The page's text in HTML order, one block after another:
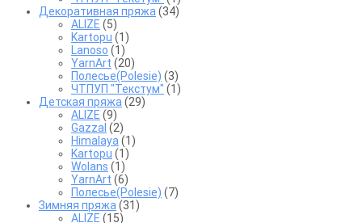
Декоративная пряжа (34)
ALIZE (5)
Kartopu (1)
Lanoso (1)
YarnArt (20)
Полесье(Polesie) (3)
ЧТПУП "Текстум" (1)
Детская пряжа (29)
ALIZE (9)
Gazzal (2)
Himalaya (1)
Kartopu (1)
Wolans (1)
YarnArt (6)
Полесье(Polesie) (7)
Зимняя пряжа (31)
ALIZE (15)